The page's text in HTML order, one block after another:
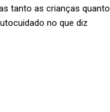
tanto as crianças quanto
no que diz